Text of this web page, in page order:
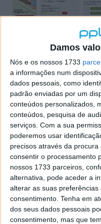
Damos
Nós e os nossos 1733
a informações num
dados pessoais, como
padrão enviadas por um
conteúdos personalizados,
conteúdos, pesquisa de
serviços. Com a sua
poderemos usar
precisos através da
consentir o processamento
nossos 1733 parceiros,
alternativa, pode aceder a
alterar as suas
consentimento. Tenha em
dos seus dados pessoais
consentimento, mas que
Depois de entrar na
aderirpresente na
Notificações
toda a
formato eletrónico, de